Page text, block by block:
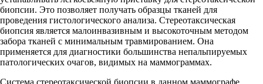
биопсии. Это позволяет получать образцы тканей для
проведения гистологического анализа. Стереотаксическая
биопсия является малоинвазивным и высокоточным методом
забора тканей с минимальным травмированием. Она
применяется для диагностики большинства непальпируемых
патологических очагов, видимых на маммограммах.
Система стереотаксической биопсии в данном маммографе